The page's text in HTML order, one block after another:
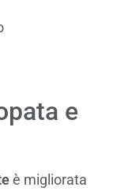
e
è migliorata